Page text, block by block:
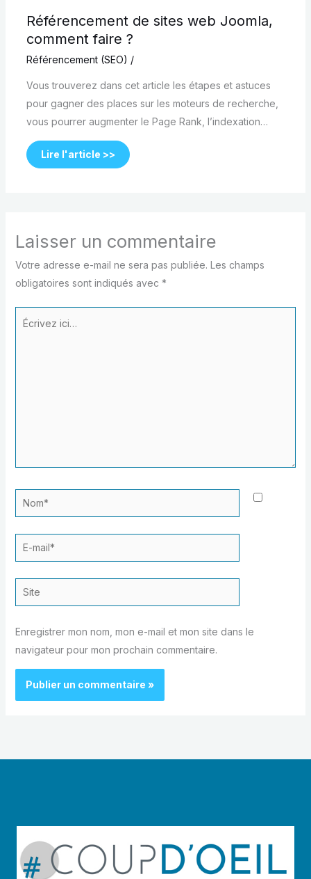
Référencement de sites web Joomla,
comment faire ?
Référencement (SEO) /
Vous trouverez dans cet article les étapes et astuces
pour gagner des places sur les moteurs de recherche,
vous pourrer augmenter le Page Rank, l’indexation…
Lire l'article >>
Laisser un commentaire
Votre adresse e-mail ne sera pas publiée. Les champs
obligatoires sont indiqués avec *
Écrivez
Nom*
E-
mail*
Site
Enregistrer mon nom, mon e-mail et mon site dans le
navigateur pour mon prochain commentaire.